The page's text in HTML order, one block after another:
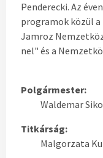
Penderecki. Az
programok közül
Jamroz
nel" és a
Polgármester:
Waldemar
Titkárság:
Malgorzata